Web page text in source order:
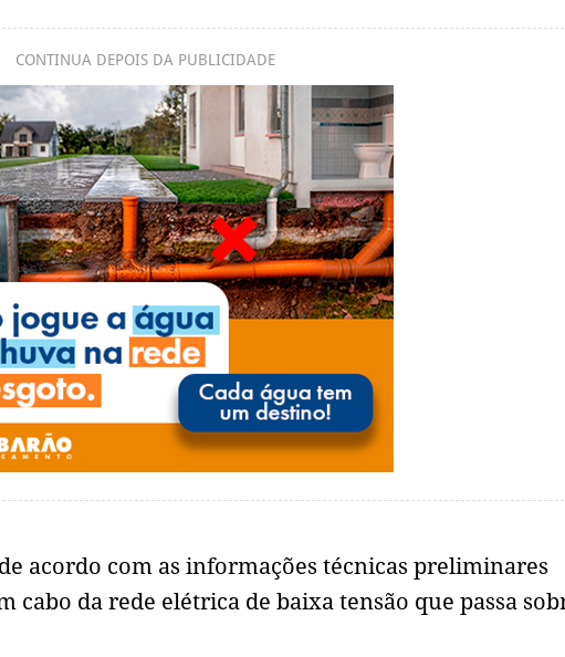
CONTINUA DEPOIS DA PUBLICIDADE
acordo com as informações técnicas preliminares
cabo da rede elétrica de baixa tensão que passa